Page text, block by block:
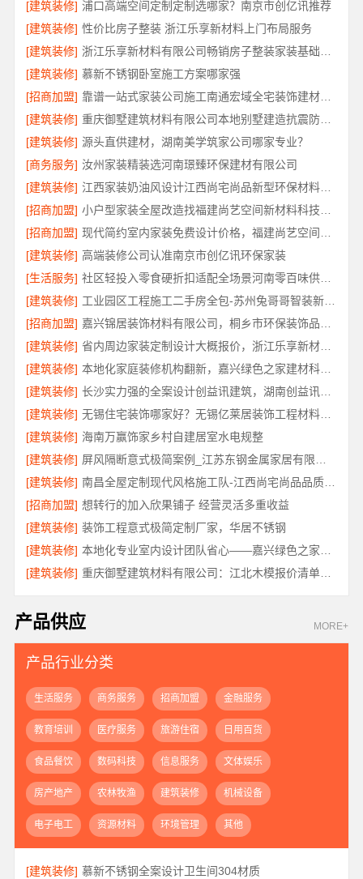
[建筑装修] 浦口高端空间定制定制选哪家？南京市创亿讯推荐
[建筑装修] 性价比房子整装 浙江乐享新材料上门布局服务
[建筑装修]
[建筑装修] 慕新不锈钢卧室施工方案哪家强
[招商加盟]
靠谱一站式家装公司施工南通宏域全宅装饰建材有限公司
[建筑装修]
重庆御墅建筑材料有限公司本地别墅建造抗震防风优惠
[建筑装修] 源头直供建材，湖南美学筑家公司哪家专业？
[商务服务] 汝州家装精装选河南璟臻环保建材有限公司
[建筑装修]
江西家装奶油风设计江西尚宅尚品新型环保材料有限公司
[招商加盟]
[招商加盟]
[建筑装修] 高端装修公司认准南京市创亿讯环保家装
[生活服务]
社区轻投入零食硬折扣适配全场景河南零百味供应链有限公司
[建筑装修]
工业园区工程施工二手房全包-苏州兔哥哥智装新材料有限公司
[招商加盟]
[建筑装修]
省内周边家装定制设计大概报价，浙江乐享新材料有限公司一站式方案
[建筑装修]
本地化家庭装修机构翻新，嘉兴绿色之家建材科技有限公司
[建筑装修]
[建筑装修]
无锡住宅装饰哪家好？无锡亿莱居装饰工程材料有限公司一站式全包服务
[建筑装修] 海南万赢饰家乡村自建居室水电规整
[建筑装修]
[建筑装修]
南昌全屋定制现代风格施工队-江西尚宅尚品品质优选
[招商加盟] 想转行的加入欣果铺子 经营灵活多重收益
[建筑装修] 装饰工程意式极简定制厂家，华居不锈钢
[建筑装修]
[建筑装修]
重庆御墅建筑材料有限公司：江北木模报价清单工期短
产品供应 MORE+
产品行业分类
生活服务 商务服务 招商加盟 金融服务
教育培训 医疗服务 旅游住宿 日用百货
食品餐饮 数码科技 信息服务 文体娱乐
房产地产 农林牧渔 建筑装修 机械设备
电子电工 资源材料 环境管理 其他
[建筑装修] 慕新不锈钢全案设计卫生间304材质